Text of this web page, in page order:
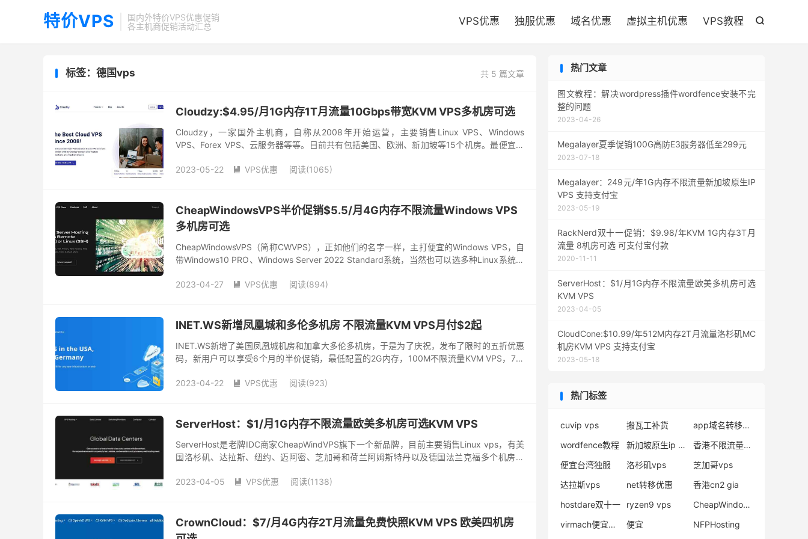
特价VPS
国内外特价VPS优惠促销
各主机商促销活动汇总

VPS优惠 独服优惠 域名优惠 虚拟主机优惠 VPS教程
共 5 篇文章
标签：德国vps
Cloudzy:$4.95/月1G内存1T月流量10Gbps带宽KVM VPS多机房可选
Cloudzy，一家国外主机商，自称从2008年开始运营，主要销售Linux VPS、Windows
VPS、Forex VPS、云服务器等等。目前共有包括美国、欧洲、新加坡等15个机房。最便宜的
2023-05-22
 VPS优惠 阅读(1065)
CheapWindowsVPS半价促销$5.5/月4G内存不限流量Windows VPS
多机房可选
CheapWindowsVPS（简称CWVPS），正如他们的名字一样，主打便宜的Windows VPS，自
带Windows10 PRO、Windows Server 2022 Standard系统，当然也可以选多种Linux系统。
2023-04-27
 VPS优惠 阅读(894)
INET.WS新增凤凰城和多伦多机房 不限流量KVM VPS月付$2起
INET.WS新增了美国凤凰城机房和加拿大多伦多机房，于是为了庆祝，发布了限时的五折优惠
码，新用户可以享受6个月的半价促销，最低配置的2G内存，100M不限流量KVM VPS，7个
2023-04-22
 VPS优惠 阅读(923)
ServerHost：$1/月1G内存不限流量欧美多机房可选KVM VPS
ServerHost是老牌IDC商家CheapWindVPS旗下一个新品牌，目前主要销售Linux vps，有美
国洛杉矶、达拉斯、纽约、迈阿密、芝加哥和荷兰阿姆斯特丹以及德国法兰克福多个机房可
2023-04-05
 VPS优惠 阅读(1138)
CrownCloud：$7/月4G内存2T月流量免费快照KVM VPS 欧美四机房
热门文章
图文教程：解决wordpress插件wordfence安装不完
整的问题
2023-04-26
Megalayer夏季促销100G高防E3服务器低至299元
2023-07-18
Megalayer：249元/年1G内存不限流量新加坡原生IP
VPS 支持支付宝
2023-05-19
RackNerd双十一促销：$9.98/年KVM 1G内存3T月
流量 8机房可选 可支付宝付款
2020-11-11
ServerHost：$1/月1G内存不限流量欧美多机房可选
KVM VPS
2023-04-05
CloudCone:$10.99/年512M内存2T月流量洛杉矶MC
机房KVM VPS 支持支付宝
2023-05-18
热门标签
cuvip vps 搬瓦工补货
app域名转移优惠
wordfence教程
新加坡原生ip vps
香港不限流量vps
便宜台湾独服
洛杉矶vps
芝加哥vps
达拉斯vps
net转移优惠
香港cn2 gia
hostdare双十一
ryzen9 vps
CheapWindowsVPS
virmach便宜独服
便宜 NFPHosting